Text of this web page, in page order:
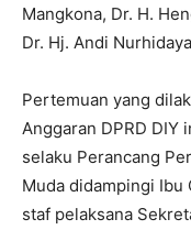
Mangkona, Dr. H.
Dr. Hj. Andi
Pertemuan yang
Anggaran DPRD DIY
selaku Perancang
Muda didampingi Ibu
staf pelaksana